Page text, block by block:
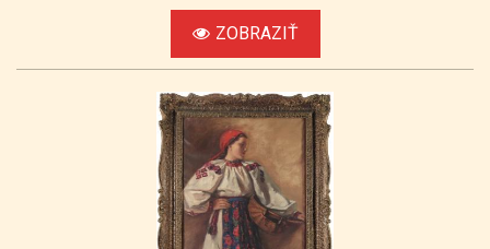
ZOBRAZIŤ